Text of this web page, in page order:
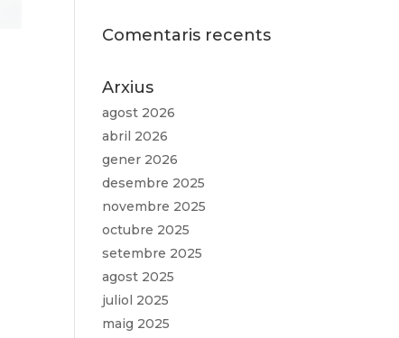
Comentaris recents
Arxius
agost 2026
abril 2026
gener 2026
desembre 2025
novembre 2025
octubre 2025
setembre 2025
agost 2025
juliol 2025
maig 2025